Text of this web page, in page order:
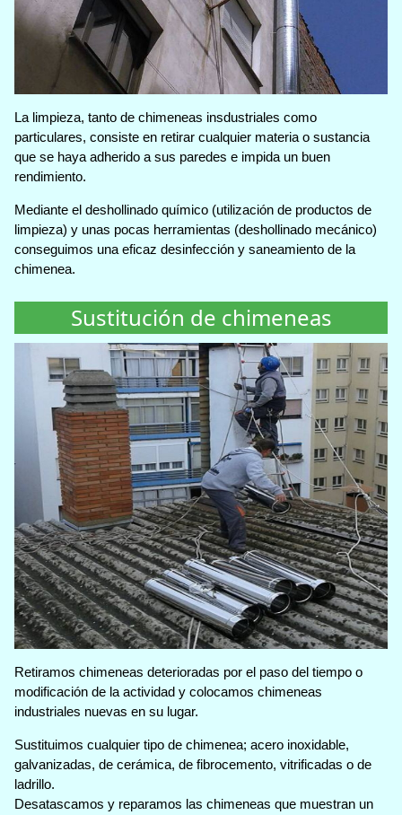
La limpieza, tanto de chimeneas insdustriales como
particulares, consiste en retirar cualquier materia o sustancia
que se haya adherido a sus paredes e impida un buen
rendimiento.
Mediante el deshollinado químico (utilización de productos de
limpieza) y unas pocas herramientas (deshollinado mecánico)
conseguimos una eficaz desinfección y saneamiento de la
chimenea.
Sustitución de chimeneas
Retiramos chimeneas deterioradas por el paso del tiempo o
modificación de la actividad y colocamos chimeneas
industriales nuevas en su lugar.
Sustituimos cualquier tipo de chimenea; acero inoxidable,
galvanizadas, de cerámica, de fibrocemento, vitrificadas o de
ladrillo.
Desatascamos y reparamos las chimeneas que muestran un